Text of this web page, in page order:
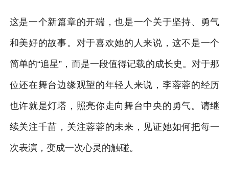
这是一个新篇章的开端，也是一个关于坚持、勇气
和美好的故事。对于喜欢她的人来说，这不是一个
简单的“追星”，而是一段值得记载的成长史。对于那
位还在舞台边缘观望的年轻人来说，李蓉蓉的经历
也许就是灯塔，照亮你走向舞台中央的勇气。请继
续关注千苗，关注蓉蓉的未来，见证她如何把每一
次表演，变成一次心灵的触碰。